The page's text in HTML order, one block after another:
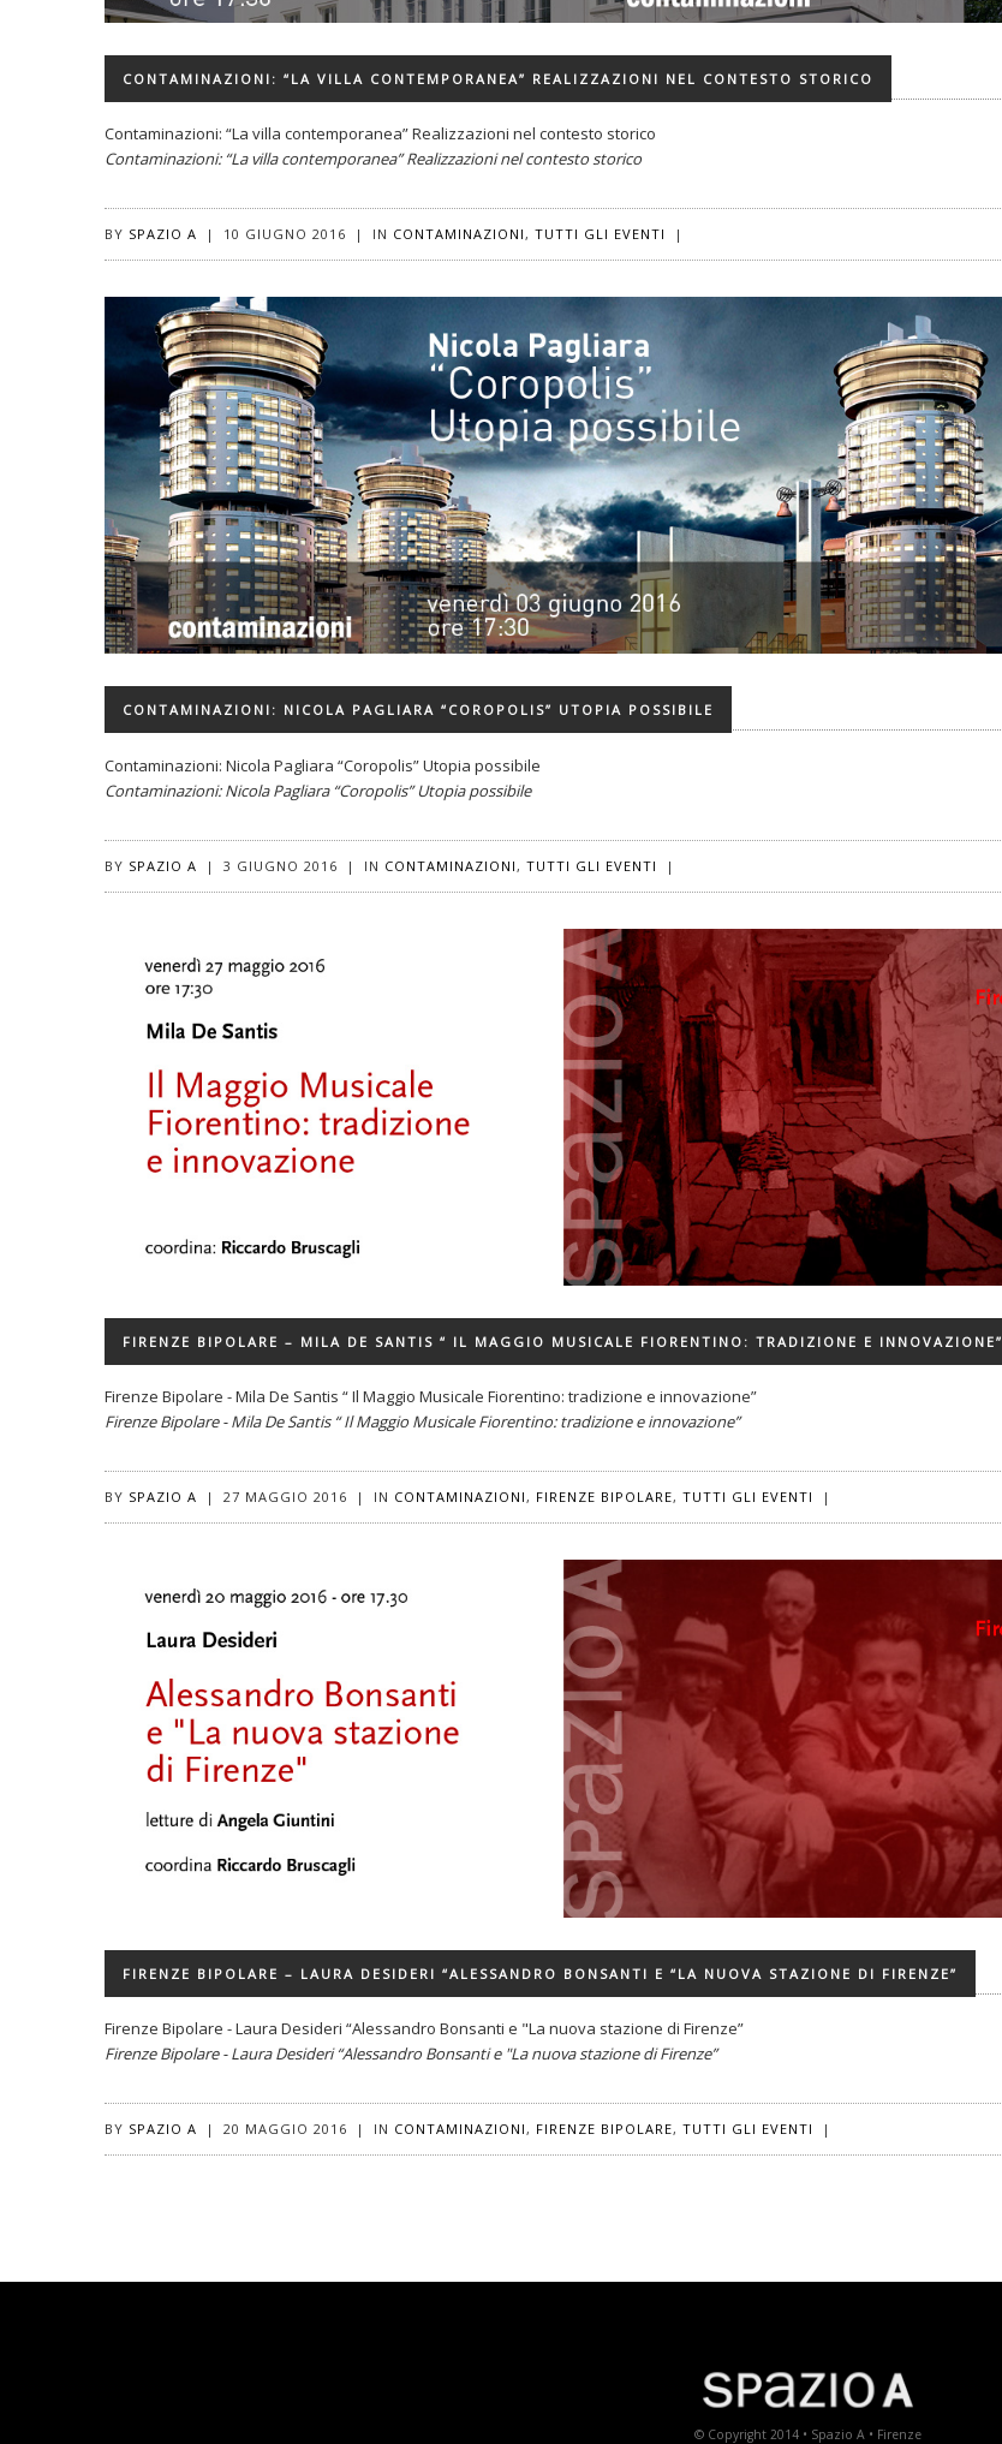
CONTAMINAZIONI: “LA VILLA CONTEMPORANEA” REALIZZAZIONI NEL CONTESTO STORICO
Contaminazioni: “La villa contemporanea” Realizzazioni nel contesto storico
Contaminazioni: “La villa contemporanea” Realizzazioni nel contesto storico
BY SPAZIO A | 10 GIUGNO 2016 | IN CONTAMINAZIONI , TUTTI GLI EVENTI |
CONTAMINAZIONI: NICOLA PAGLIARA “COROPOLIS” UTOPIA POSSIBILE
Contaminazioni: Nicola Pagliara “Coropolis” Utopia possibile
Contaminazioni: Nicola Pagliara “Coropolis” Utopia possibile
BY SPAZIO A | 3 GIUGNO 2016 | IN CONTAMINAZIONI , TUTTI GLI EVENTI |
FIRENZE BIPOLARE – MILA DE SANTIS “ IL MAGGIO MUSICALE FIORENTINO: TRADIZIONE E INNOVAZIONE”
Firenze Bipolare - Mila De Santis “ Il Maggio Musicale Fiorentino: tradizione e innovazione”
Firenze Bipolare - Mila De Santis “ Il Maggio Musicale Fiorentino: tradizione e innovazione”
BY SPAZIO A | 27 MAGGIO 2016 | IN CONTAMINAZIONI, FIRENZE BIPOLARE, TUTTI GLI EVENTI |
FIRENZE BIPOLARE – LAURA DESIDERI “ALESSANDRO BONSANTI E “LA NUOVA STAZIONE DI FIRENZE”
Firenze Bipolare - Laura Desideri “Alessandro Bonsanti e "La nuova stazione di Firenze”
Firenze Bipolare - Laura Desideri “Alessandro Bonsanti e "La nuova stazione di Firenze”
BY SPAZIO A | 20 MAGGIO 2016 | IN CONTAMINAZIONI , FIRENZE BIPOLARE, TUTTI GLI EVENTI |
© Copyright 2014 • Spazio A • Firenze